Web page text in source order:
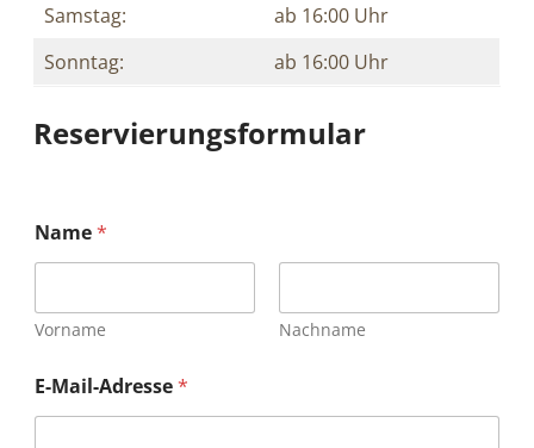
Samstag:
ab 16:00 Uhr
Sonntag:
ab 16:00 Uhr
Reservierungsformular
e
s
r
v
e
r
u
Name*
Vorname Nachname
E-Mail-Adresse*